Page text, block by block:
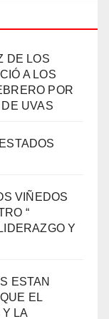
DE LOS
A LOS
POR
UVAS
VIÑEDOS
“
Y
ESTAN
EL
LA